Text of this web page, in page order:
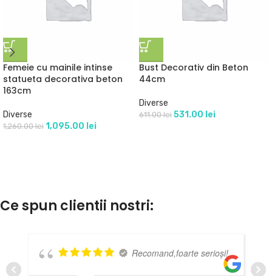
Femeie cu mainile intinse
statueta decorativa beton
163cm
Diverse
1,260.00lei 1,095.00 lei
Bust Decorativ din Beton
44cm
Diverse
611.00lei 531.00 lei
Ce spun clientii nostri:
Recomand,foarte serioși!